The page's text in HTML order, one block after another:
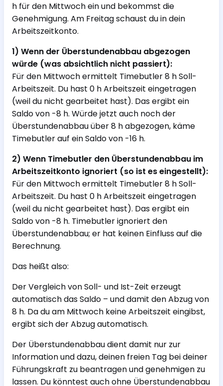
h für den Mittwoch ein und bekommst die
Genehmigung. Am Freitag schaust du in dein
Arbeitszeitkonto.
1) Wenn der Überstundenabbau abgezogen
würde (was absichtlich nicht passiert):
Für den Mittwoch ermittelt Timebutler 8 h Soll-
Arbeitszeit. Du hast 0 h Arbeitszeit eingetragen
(weil du nicht gearbeitet hast). Das ergibt ein
Saldo von -8 h. Würde jetzt auch noch der
Überstundenabbau über 8 h abgezogen, käme
Timebutler auf ein Saldo von -16 h.
2) Wenn Timebutler den Überstundenabbau im
Arbeitszeitkonto ignoriert (so ist es eingestellt):
Für den Mittwoch ermittelt Timebutler 8 h Soll-
Arbeitszeit. Du hast 0 h Arbeitszeit eingetragen
(weil du nicht gearbeitet hast). Das ergibt ein
Saldo von -8 h. Timebutler ignoriert den
Überstundenabbau; er hat keinen Einfluss auf die
Berechnung.
Das heißt also:
Der Vergleich von Soll- und Ist-Zeit erzeugt
automatisch das Saldo – und damit den Abzug von
8 h. Da du am Mittwoch keine Arbeitszeit eingibst,
ergibt sich der Abzug automatisch.
Der Überstundenabbau dient damit nur zur
Information und dazu, deinen freien Tag bei deiner
Führungskraft zu beantragen und genehmigen zu
lassen. Du könntest auch ohne Überstundenabbau